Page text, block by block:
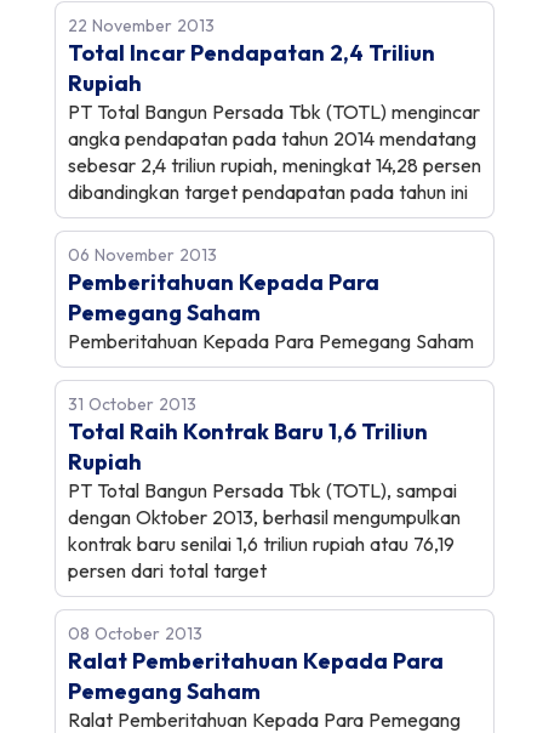
22 November 2013
Total Incar Pendapatan 2,4 Triliun
Rupiah
PT Total Bangun Persada Tbk (TOTL) mengincar
angka pendapatan pada tahun 2014 mendatang
sebesar 2,4 triliun rupiah, meningkat 14,28 persen
dibandingkan target pendapatan pada tahun ini
06 November 2013
Pemberitahuan Kepada Para
Pemegang Saham
Pemberitahuan Kepada Para Pemegang Saham
31 October 2013
Total Raih Kontrak Baru 1,6 Triliun
Rupiah
PT Total Bangun Persada Tbk (TOTL), sampai
dengan Oktober 2013, berhasil mengumpulkan
kontrak baru senilai 1,6 triliun rupiah atau 76,19
persen dari total target
08 October 2013
Ralat Pemberitahuan Kepada Para
Pemegang Saham
Ralat Pemberitahuan Kepada Para Pemegang